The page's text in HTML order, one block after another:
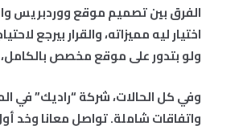
الفرق بين تصميم موقع ووردبريس
اختيار ليه مميزاته، والقرار بيرجع
ولو بتدور على موقع مخصص
وفي كل الحالات، شركة “راديك” في
واتفاقات شاملة. تواصل معانا وخد